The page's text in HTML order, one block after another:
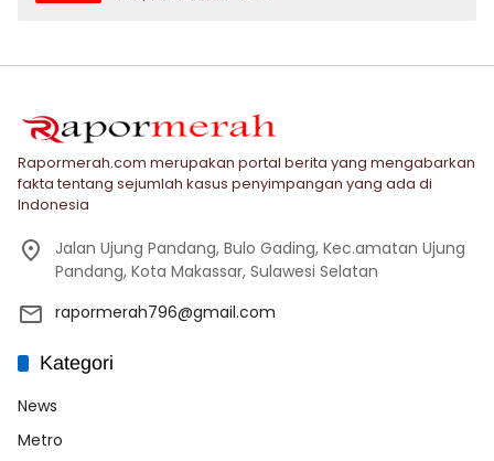
Rapormerah.com merupakan portal berita yang mengabarkan
fakta tentang sejumlah kasus penyimpangan yang ada di
Indonesia
Jalan Ujung Pandang, Bulo Gading, Kec.amatan Ujung
Pandang, Kota Makassar, Sulawesi Selatan
rapormerah796@gmail.com
Kategori
News
Metro